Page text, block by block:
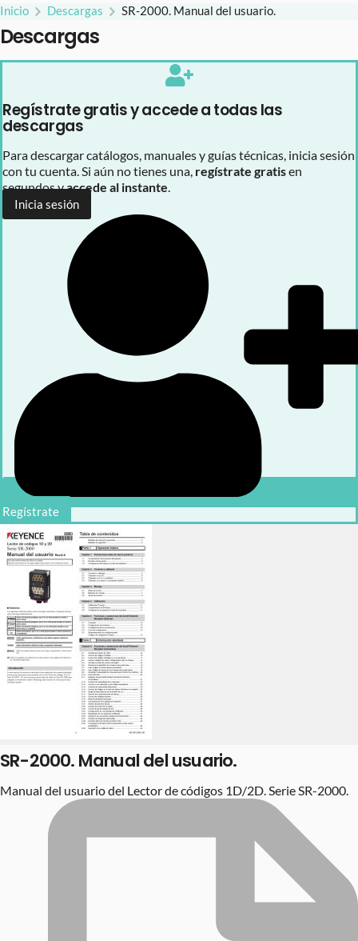
Inicio Descargas SR-2000. Manual del usuario.
Descargas
Regístrate gratis y accede a todas las
descargas
Para descargar catálogos, manuales y guías técnicas, inicia sesión
con tu cuenta. Si aún no tienes una, regístrate gratisen
segundos yaccede al instante.
Inicia sesión
Regístrate
SR-2000. Manual del usuario.
Manual del usuario del Lector de códigos 1D/2D. Serie SR-2000.